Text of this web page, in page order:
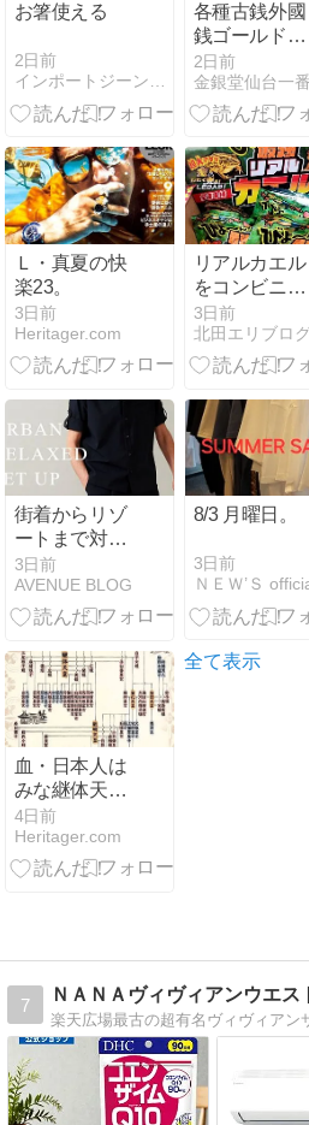
お箸使える
2日前
各種古銭外國
銭ゴールドリ
ング買取通信
宮城仙台より
2日前
金銀堂仙台一
Ｌ・真夏の快
楽23。
3日前
Heritager.com
リアルカエル
をコンビニで
探します！！
3日前
北田エリブロ
街着からリゾ
ートまで対応
する万能セッ
トアップ。
3日前
AVENUE BLOG
8/3 月曜日。
3日前
血・日本人は
みな継体天皇
の子孫なの？
4日前
Heritager.com
全て表示
7
ＮＡＮＡヴィヴィアンウエス